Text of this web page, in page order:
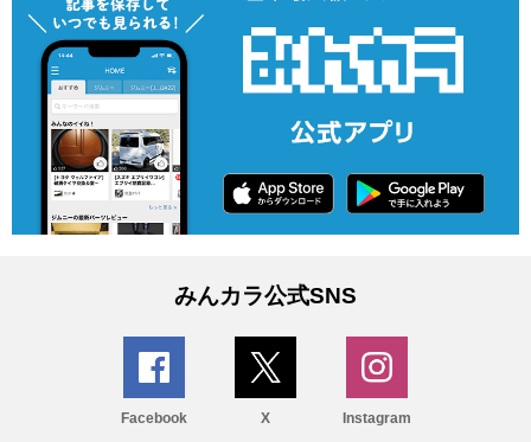
みんカラ公式SNS
Facebook X Instagram